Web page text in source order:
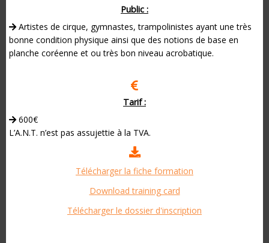
Public :
Artistes de cirque, gymnastes, trampolinistes ayant une très
bonne condition physique ainsi que des notions de base en
planche coréenne et ou très bon niveau acrobatique.
Tarif :
600€
L’A.N.T. n’est pas assujettie à la TVA.
Télécharger la fiche formation
Download training card
Télécharger le dossier d'inscription